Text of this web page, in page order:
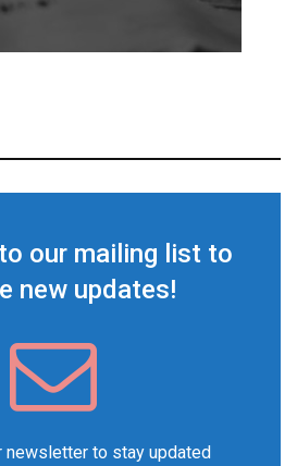
our mailing list to
new updates!
newsletter to stay updated